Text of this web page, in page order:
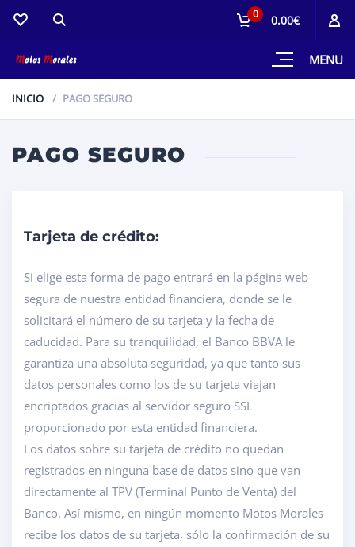
MENU
0 0.00€
INICIO PAGO SEGURO
PAGO SEGURO
Tarjeta de crédito:
Si elige esta forma de pago entrará en la página web
segura de nuestra entidad financiera, donde se le
solicitará el número de su tarjeta y la fecha de
caducidad. Para su tranquilidad, el Banco BBVA le
garantiza una absoluta seguridad, ya que tanto sus
datos personales como los de su tarjeta viajan
encriptados gracias al servidor seguro SSL
proporcionado por esta entidad financiera.
Los datos sobre su tarjeta de crédito no quedan
registrados en ninguna base de datos sino que van
directamente al TPV (Terminal Punto de Venta) del
Banco. Así mismo, en ningún momento Motos Morales
recibe los datos de su tarjeta, sólo la confirmación de su